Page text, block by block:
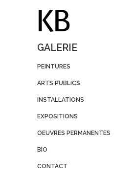
GALERIE
PEINTURES
ARTS PUBLICS
INSTALLATIONS
EXPOSITIONS
OEUVRES PERMANENTES
BIO
CONTACT